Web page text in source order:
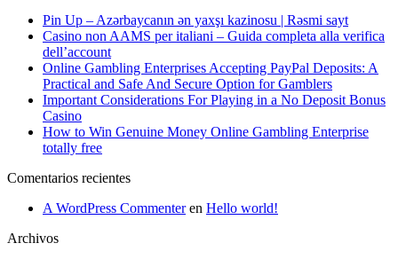
Pin Up – Azərbaycanın ən yaxşı kazinosu | Rəsmi sayt
Casino non AAMS per italiani – Guida completa alla verifica
dell’account
Online Gambling Enterprises Accepting PayPal Deposits: A
Practical and Safe And Secure Option for Gamblers
Important Considerations For Playing in a No Deposit Bonus
Casino
How to Win Genuine Money Online Gambling Enterprise
totally free
Comentarios recientes
A WordPress Commenteren Hello world!
Archivos